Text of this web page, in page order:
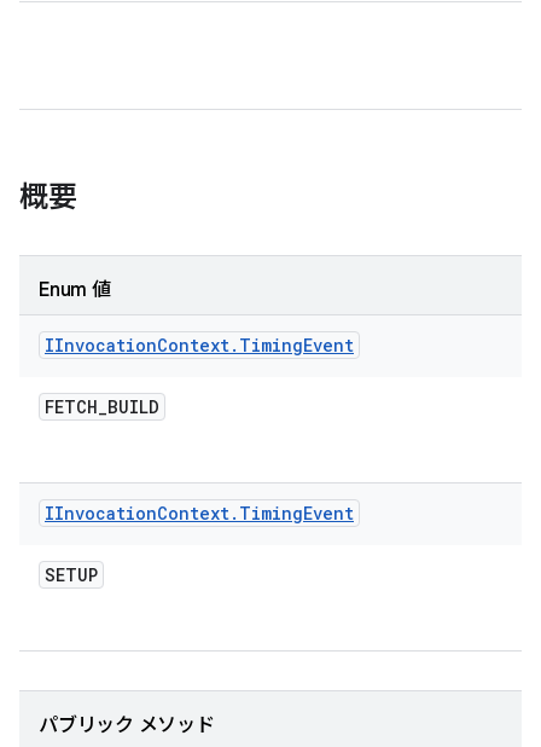
概要
Enum 値
IInvocationContext. TimingEvent
FETCH_BUILD
IInvocationContext. TimingEvent
SETUP
パブリック メソッド